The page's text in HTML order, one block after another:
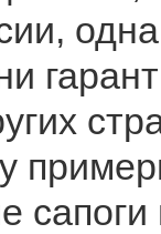
сапоги